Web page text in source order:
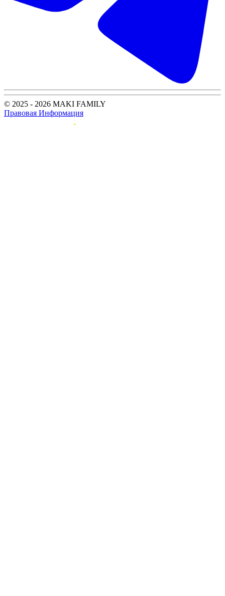
© 2025 - 2026 MAKI FAMILY
Правовая Информация